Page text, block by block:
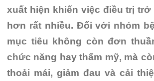
xuất hiện khiến việc điều trị
hơn rất nhiều. Đối với nhóm
mục tiêu không còn đơn
chức năng hay thẩm mỹ, mà
thoải mái, giảm đau và cải